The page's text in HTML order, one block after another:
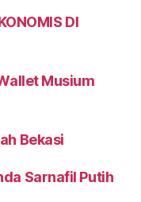
DI
Musium
Bekasi
Sarnafil Putih